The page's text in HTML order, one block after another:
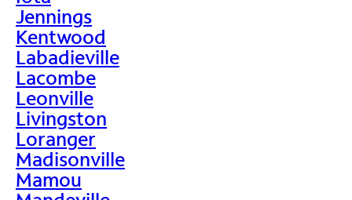
Jennings
Kentwood
Labadieville
Lacombe
Leonville
Livingston
Loranger
Madisonville
Mamou